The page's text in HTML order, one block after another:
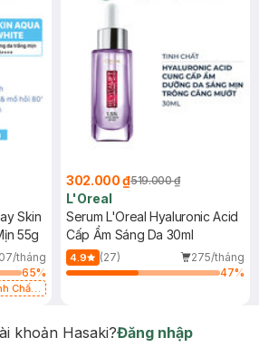
Skin
55g
tháng
65%
Chất
302.000 ₫519.000 ₫
L'Oreal
Serum L'Oreal Hyaluronic Acid
Cấp Ẩm Sáng Da 30ml
4.9 (27)
275/tháng
47%
khoản Hasaki?Đăng nhập